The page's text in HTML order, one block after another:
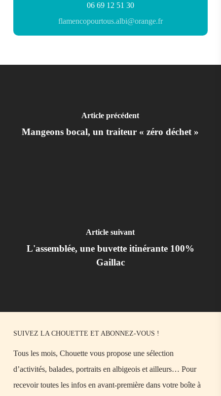
06 69 12 51 30
flamencopourtous.albi@orange.fr
Article précédent
Mangeons bocal, un traiteur « zéro déchet »
Article suivant
L'assemblée, une buvette itinérante 100%
Gaillac
SUIVEZ LA CHOUETTE ET ABONNEZ-VOUS !
Tous les mois, Chouette vous propose une sélection
d’activités, balades, portraits en albigeois et ailleurs… Pour
recevoir toutes les infos en avant-première dans votre boîte à